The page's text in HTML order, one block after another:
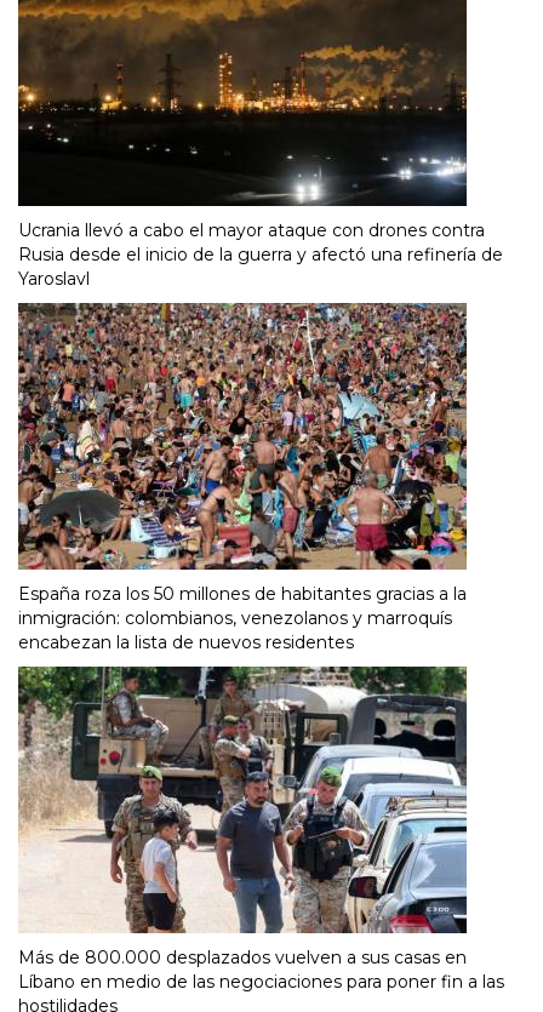
Ucrania llevó a cabo el mayor ataque con drones contra
Rusia desde el inicio de la guerra y afectó una refinería de
Yaroslavl
España roza los 50 millones de habitantes gracias a la
inmigración: colombianos, venezolanos y marroquís
encabezan la lista de nuevos residentes
Más de 800.000 desplazados vuelven a sus casas en
Líbano en medio de las negociaciones para poner fin a las
hostilidades